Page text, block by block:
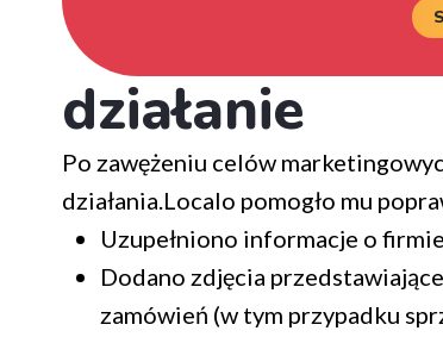
działanie
Po zawężeniu celów
działania.Localo pomogło mu
Uzupełniono informacje o
Dodano zdjęcia
zamówień (w tym przypadku